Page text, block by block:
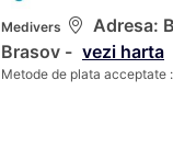
Medivers
Adresa:
Brasov - vezi harta
Metode de plata acceptate :